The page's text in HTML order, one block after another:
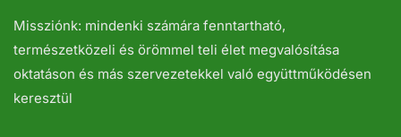
Missziónk: mindenki számára fenntartható,
természetközeli és örömmel teli élet megvalósítása
oktatáson és más szervezetekkel való együttműködésen
keresztül